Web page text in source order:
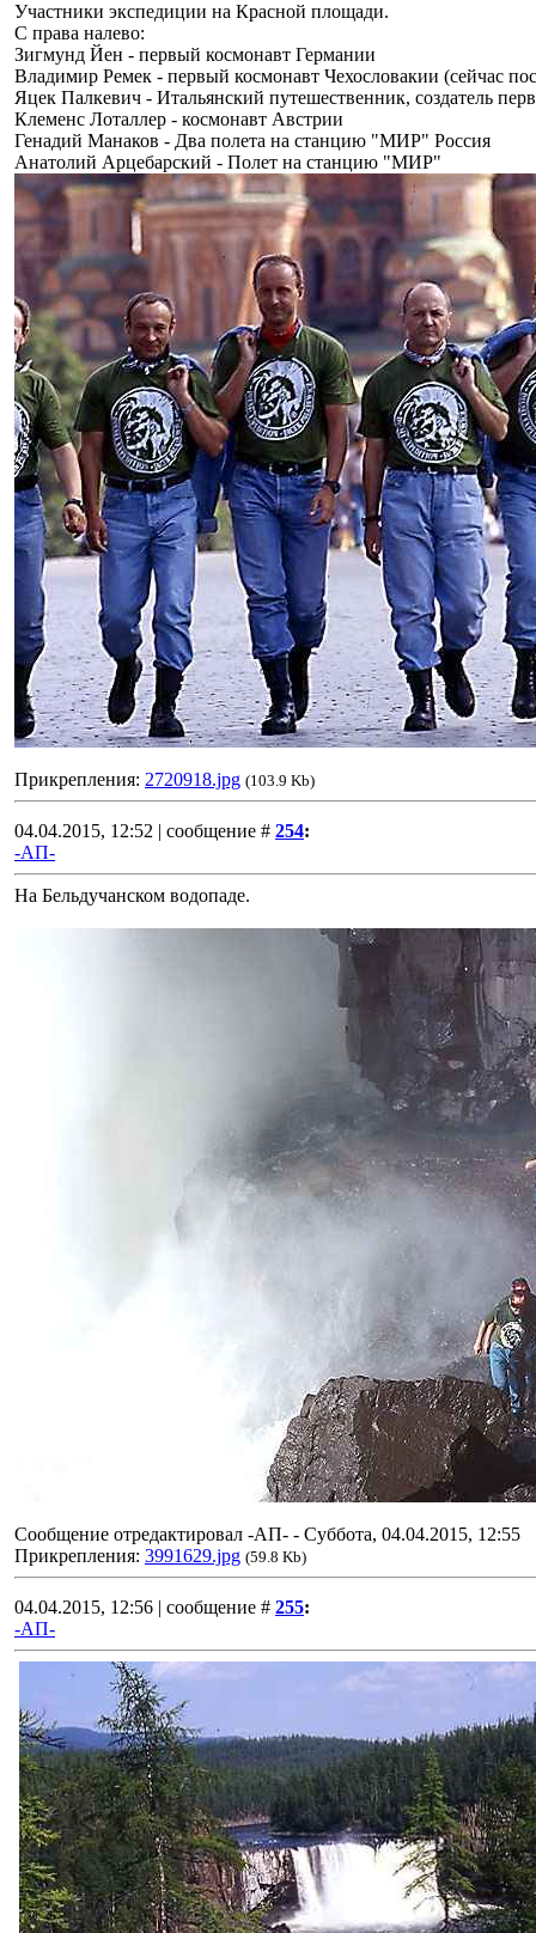
Участники экспедиции на Красной площади.
С права налево:
Зигмунд Йен - первый космонавт Германии
Владимир Ремек - первый космонавт Чехословакии (сейчас
Яцек Палкевич - Итальянский путешественник, создатель
Клеменс Лоталлер - космонавт Австрии
Генадий Манаков - Два полета на станцию "МИР" Россия
Анатолий Арцебарский - Полет на станцию "МИР"
Прикрепления: 2720918.jpg (103.9 Kb)
04.04.2015, 12:52 | сообщение # 254:
-АП-
На Бельдучанском водопаде.
Сообщение отредактировал -АП- - Суббота, 04.04.2015, 12:55
Прикрепления: 3991629.jpg (59.8 Kb)
04.04.2015, 12:56 | сообщение # 255:
-АП-